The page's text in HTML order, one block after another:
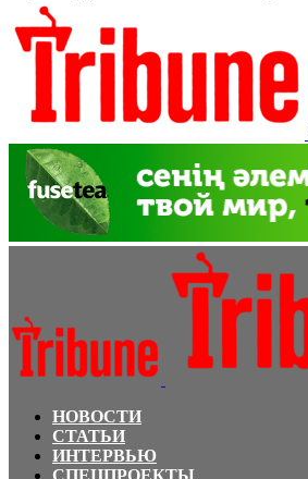
НОВОСТИ
СТАТЬИ
ИНТЕРВЬЮ
СПЕЦПРОЕКТЫ